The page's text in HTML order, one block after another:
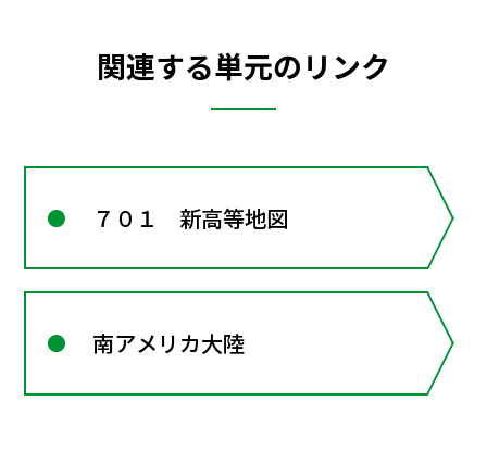
関連する単元のリンク
７０１ 新高等地図
南アメリカ大陸